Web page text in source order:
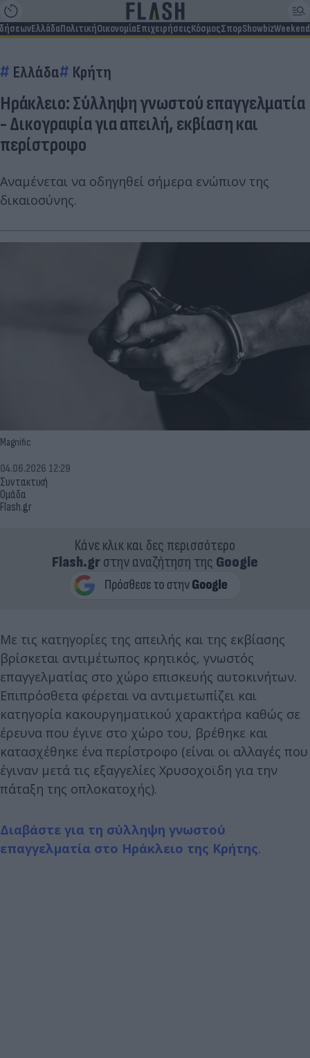
ΕλλάδαΠολιτικήΟικονομίαΕπιχειρήσειςΚόσμοςΣπορShowbizWeekend
Ελλάδα Κρήτη
Ηράκλειο: Σύλληψη γνωστού επαγγελματία
- Δικογραφία για απειλή, εκβίαση και
περίστροφο
Aναμένεται να οδηγηθεί σήμερα ενώπιον της
δικαιοσύνης.
Magnific
Συντακτική
Ομάδα
Flash.gr
04.06.2026 12:29
Κάνε κλικ και δες περισσότερο
Flash.grστην αναζήτηση της Google
Με τις κατηγορίες της απειλής και της εκβίασης
βρίσκεται αντιμέτωπος κρητικός, γνωστός
επαγγελματίας στο χώρο επισκευής αυτοκινήτων.
Επιπρόσθετα φέρεται να αντιμετωπίζει και
κατηγορία κακουργηματικού χαρακτήρα καθώς σε
έρευνα που έγινε στο χώρο του, βρέθηκε και
κατασχέθηκε ένα περίστροφο (είναι οι αλλαγές που
έγιναν μετά τις εξαγγελίες Χρυσοχοϊδη για την
πάταξη της οπλοκατοχής).
Διαβάστε για τη σύλληψη γνωστού
επαγγελματία στο Ηράκλειο της Κρήτης.